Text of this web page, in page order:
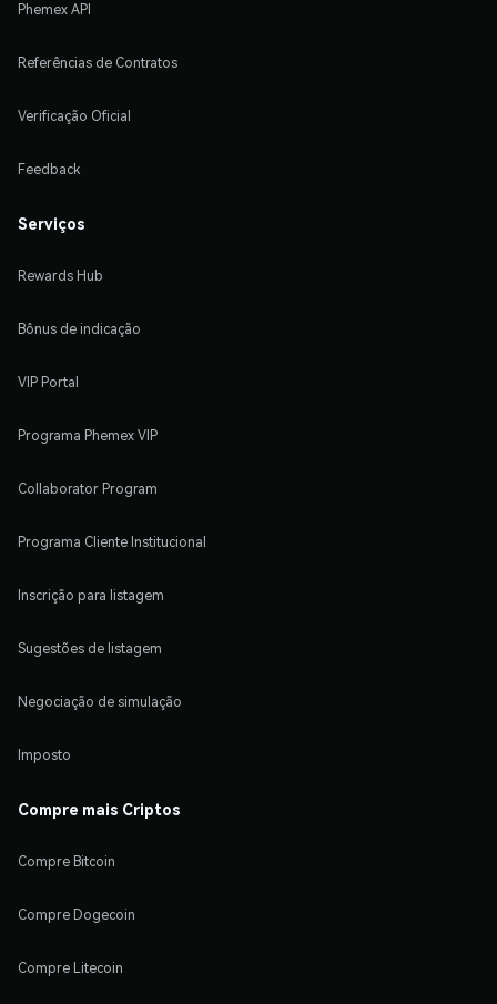
Phemex API
Referências de Contratos
Verificação Oficial
Feedback
Serviços
Rewards Hub
Bônus de indicação
VIP Portal
Programa Phemex VIP
Collaborator Program
Programa Cliente Institucional
Inscrição para listagem
Sugestões de listagem
Negociação de simulação
Imposto
Compre mais Criptos
Compre Bitcoin
Compre Dogecoin
Compre Litecoin